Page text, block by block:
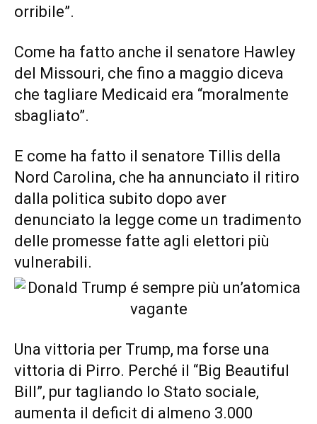
orribile”.
Come ha fatto anche il senatore Hawley
del Missouri, che fino a maggio diceva
che tagliare Medicaid era “moralmente
sbagliato”.
E come ha fatto il senatore Tillis della
Nord Carolina, che ha annunciato il ritiro
dalla politica subito dopo aver
denunciato la legge come un tradimento
delle promesse fatte agli elettori più
vulnerabili.
Una vittoria per Trump, ma forse una
vittoria di Pirro. Perché il “Big Beautiful
Bill”, pur tagliando lo Stato sociale,
aumenta il deficit di almeno 3.000